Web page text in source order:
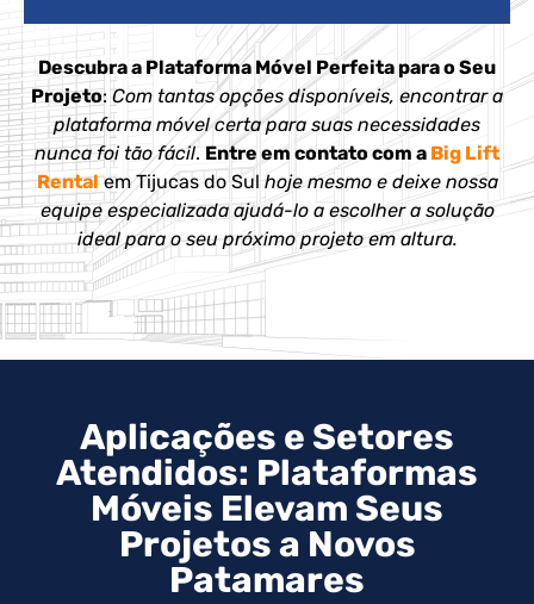
Descubra a Plataforma Móvel Perfeita para o Seu
Projeto:Com tantas opções disponíveis, encontrar a
plataforma móvel certa para suas necessidades
nunca foi tão fácil. Entre em contato com a Big Lift
Rentalem Tijucas do Sul hoje mesmo e deixe nossa
equipe especializada ajudá-lo a escolher a solução
ideal para o seu próximo projeto em altura.
Aplicações e Setores
Atendidos: Plataformas
Móveis Elevam Seus
Projetos a Novos
Patamares